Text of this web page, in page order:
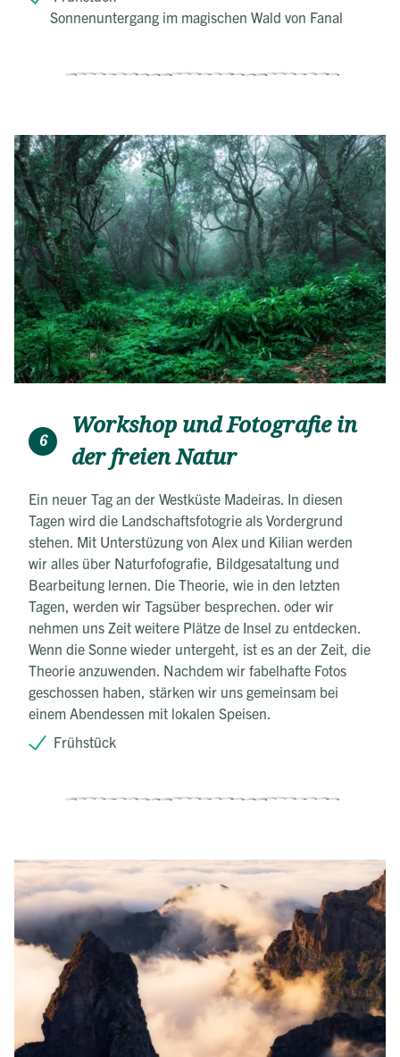
Sonnenuntergang im magischen Wald von Fanal
6
Workshop und Fotografie in
der freien Natur
Ein neuer Tag an der Westküste Madeiras. In diesen
Tagen wird die Landschaftsfotogrie als Vordergrund
stehen. Mit Unterstüzung von Alex und Kilian werden
wir alles über Naturfofografie, Bildgesataltung und
Bearbeitung lernen. Die Theorie, wie in den letzten
Tagen, werden wir Tagsüber besprechen. oder wir
nehmen uns Zeit weitere Plätze de Insel zu entdecken.
Wenn die Sonne wieder untergeht, ist es an der Zeit, die
Theorie anzuwenden. Nachdem wir fabelhafte Fotos
geschossen haben, stärken wir uns gemeinsam bei
einem Abendessen mit lokalen Speisen.
Frühstück